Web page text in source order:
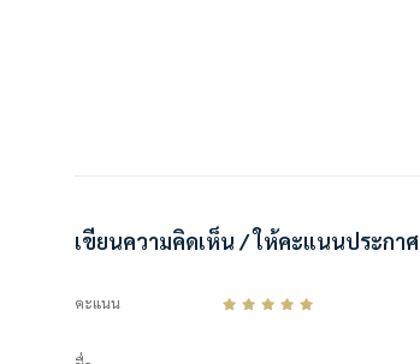
เขียนความคิดเห็น / ให้คะแนนประกาศ
คะแนน